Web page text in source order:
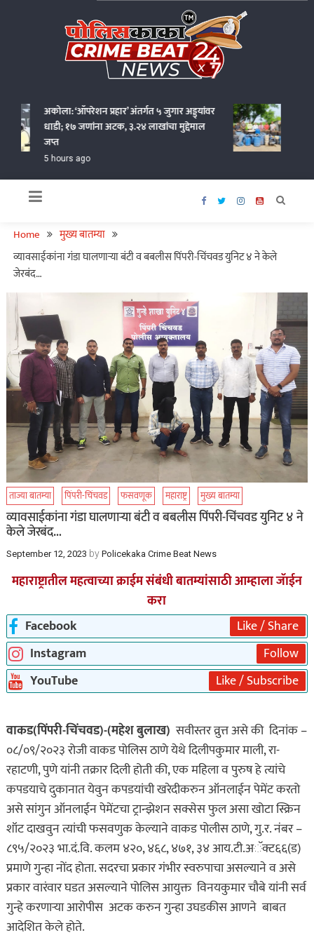
अकोला: ‘ऑपरेशन प्रहार’ अंतर्गत ५ जुगार अड्ड्यांवर
धाडी; १७ जणांना अटक, ३.२४ लाखांचा मुद्देमाल
जप्त
5 hours ago
कोटींचा
7 hours
Home
मुख्य बातम्या
व्यावसाईकांना गंडा घालणाऱ्या बंटी व बबलीस पिंपरी-चिंचवड युनिट ४ ने केले
जेरबंद…
ताज्या बातम्या पिंपरी-चिंचवड फसवणूक महाराष्ट्र मुख्य बातम्या
व्यावसाईकांना गंडा घालणाऱ्या बंटी व बबलीस पिंपरी-चिंचवड युनिट ४ ने
केले जेरबंद…
September 12, 2023 by Policekaka Crime Beat News
महाराष्ट्रातील महत्वाच्या क्राईम संबंधी बातम्यांसाठी आम्हाला जॅाईन
करा
Facebook
Like / Share
Instagram
Follow
YouTube
Like / Subscribe
वाकड(पिंपरी-चिंचवड)-(महेश बुलाख) सवीस्तर व्रुत्त असे की दिनांक –
०८/०९/२०२३ रोजी वाकड पोलिस ठाणे येथे दिलीपकुमार माली, रा-
रहाटणी, पुणे यांनी तक्रार दिली होती की, एक महिला व पुरुष हे त्यांचे
कपडयाचे दुकानात येवुन कपडयांची खरेदीकरुन ऑनलाईन पेमेंट करतो
असे सांगुन ऑनलाईन पेमेंटचा ट्रान्झेशन सक्सेस फुल असा खोटा स्क्रिन
शॉट दाखवुन त्यांची फसवणुक केल्याने वाकड पोलीस ठाणे, गु.र. नंबर –
८९५/२०२३ भा.दं.वि. कलम ४२०, ४६८, ४७१, ३४ आय.टी.अॅक्ट६६(ड)
प्रमाणे गुन्हा नोंद होता. सदरचा प्रकार गंभीर स्वरुपाचा असल्याने व असे
प्रकार वारंवार घडत असल्याने पोलिस आयुक्त विनयकुमार चौबे यांनी सर्व
गुन्हे करणाऱ्या आरोपीस अटक करुन गुन्हा उघडकीस आणने बाबत
आदेशित केले होते.